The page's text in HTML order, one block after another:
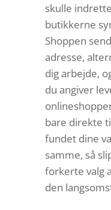
skulle
butikkerne
Shoppen
adresse,
dig arbejde,
du angiver
bare direkte
fundet dine
samme, så
forkerte valg
den